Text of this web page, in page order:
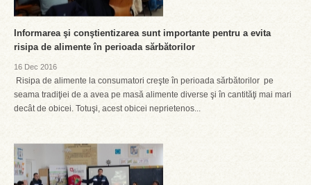
Informarea şi conştientizarea sunt importante pentru a evita
risipa de alimente în perioada sărbătorilor
16 Dec 2016
Risipa de alimente la consumatori creşte în perioada sărbătorilor pe
seama tradiţiei de a avea pe masă alimente diverse şi în cantităţi mai mari
decât de obicei. Totuşi, acest obicei neprietenos...